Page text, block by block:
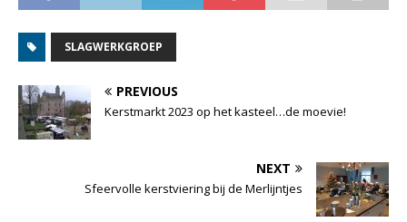
SLAGWERKGROEP
PREVIOUS
Kerstmarkt 2023 op het kasteel…de moevie!
NEXT
Sfeervolle kerstviering bij de Merlijntjes